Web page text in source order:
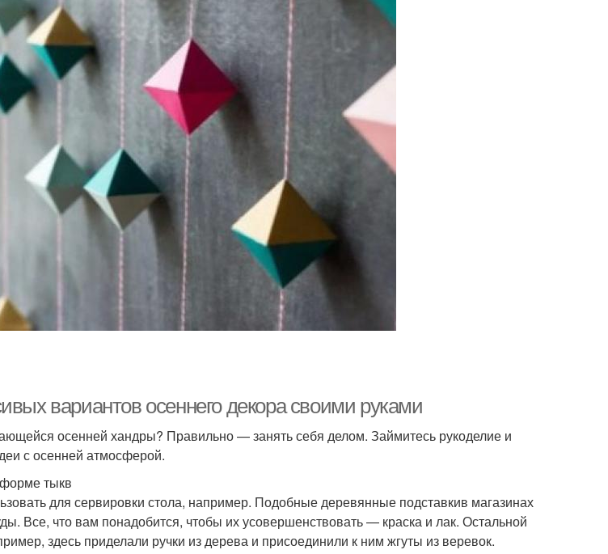
вариантов осеннего декора своими руками
осенней хандры? Правильно — занять себя делом. Займитесь рукоделие и
с осенней атмосферой.
тыкв
для сервировки стола, например. Подобные деревянные подставкив магазинах
Все, что вам понадобится, чтобы их усовершенствовать — краска и лак. Остальной
здесь приделали ручки из дерева и присоединили к ним жгуты из веревок.